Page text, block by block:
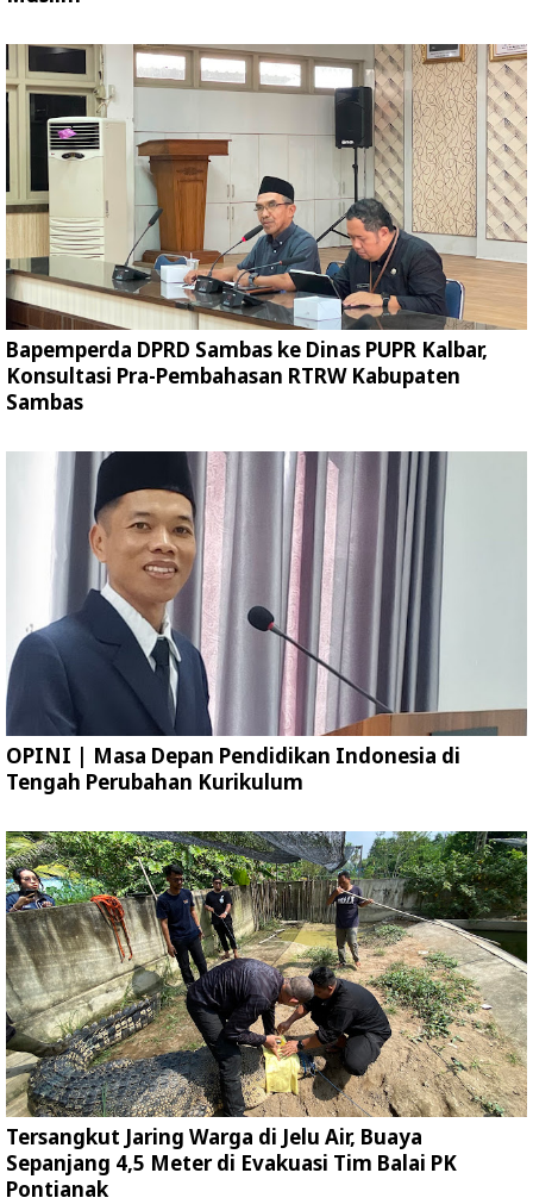
Bapemperda DPRD Sambas ke Dinas PUPR Kalbar,
Konsultasi Pra-Pembahasan RTRW Kabupaten
Sambas
OPINI | Masa Depan Pendidikan Indonesia di
Tengah Perubahan Kurikulum
Tersangkut Jaring Warga di Jelu Air, Buaya
Sepanjang 4,5 Meter di Evakuasi Tim Balai PK
Pontianak